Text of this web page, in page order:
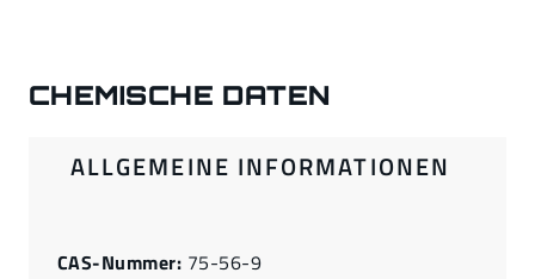
CHEMISCHE DATEN
ALLGEMEINE INFORMATIONEN
CAS-Nummer: 75-56-9